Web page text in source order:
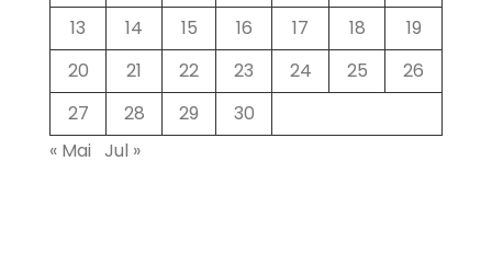
13
14 15 16 17 18
19
20
21 22 23 24 25
26
27
28 29
30
« Mai Jul »